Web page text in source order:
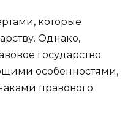
которые
Однако,
государство
особенностями,
правового